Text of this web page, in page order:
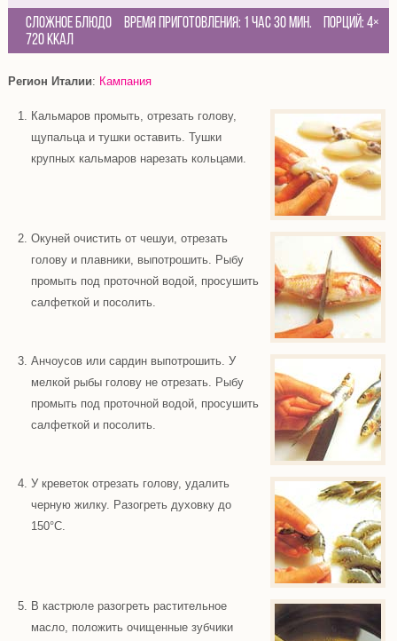
Сложное блюдо Время приготовления: 1 час 30 мин. Порций: 4×
720 Ккал
Регион Италии: Кампания
Кальмаров промыть, отрезать голову,
щупальца и тушки оставить. Тушки
крупных кальмаров нарезать кольцами.
Окуней очистить от чешуи, отрезать
голову и плавники, выпотрошить. Рыбу
промыть под проточной водой, просушить
салфеткой и посолить.
Анчоусов или сардин выпотрошить. У
мелкой рыбы голову не отрезать. Рыбу
промыть под проточной водой, просушить
салфеткой и посолить.
У креветок отрезать голову, удалить
черную жилку. Разогреть духовку до
150°С.
В кастрюле разогреть растительное
масло, положить очищенные зубчики